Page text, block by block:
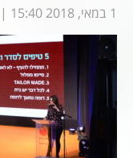
1 במאי, 2018 15:40 |